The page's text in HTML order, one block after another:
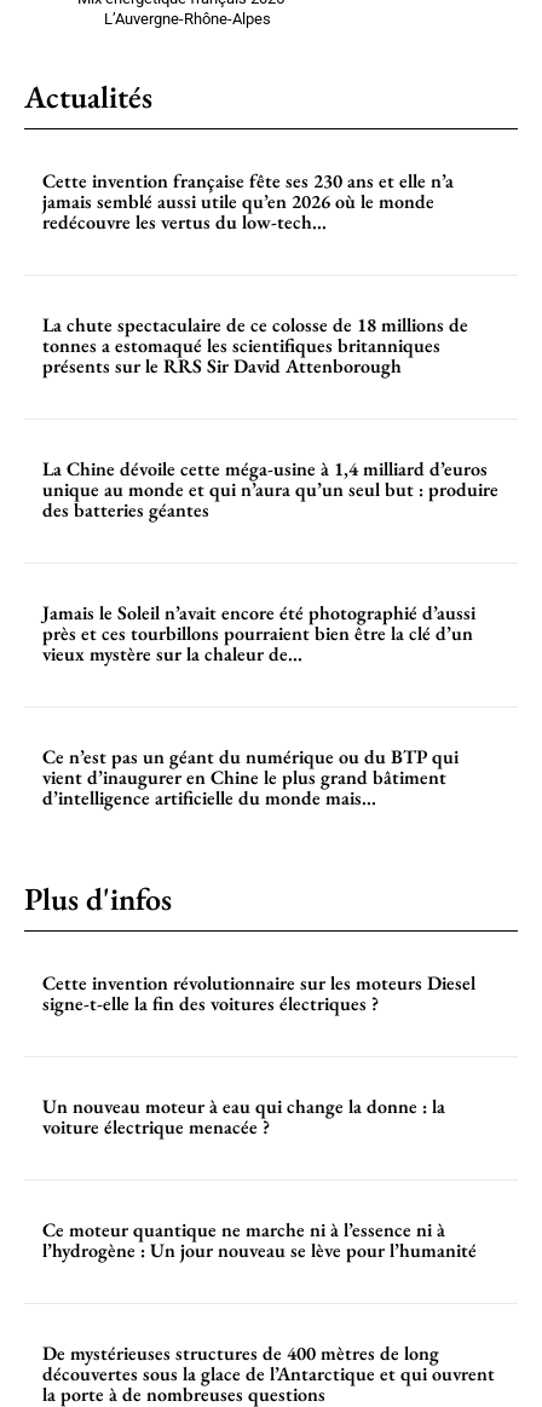
L’Auvergne-Rhône-Alpes
Actualités
Cette invention française fête ses 230 ans et elle n’a
jamais semblé aussi utile qu’en 2026 où le monde
redécouvre les vertus du low-tech...
La chute spectaculaire de ce colosse de 18 millions de
tonnes a estomaqué les scientifiques britanniques
présents sur le RRS Sir David Attenborough
La Chine dévoile cette méga-usine à 1,4 milliard d’euros
unique au monde et qui n’aura qu’un seul but : produire
des batteries géantes
Jamais le Soleil n’avait encore été photographié d’aussi
près et ces tourbillons pourraient bien être la clé d’un
vieux mystère sur la chaleur de...
Ce n’est pas un géant du numérique ou du BTP qui
vient d’inaugurer en Chine le plus grand bâtiment
d’intelligence artificielle du monde mais...
Plus d'infos
Cette invention révolutionnaire sur les moteurs Diesel
signe-t-elle la fin des voitures électriques ?
Un nouveau moteur à eau qui change la donne : la
voiture électrique menacée ?
Ce moteur quantique ne marche ni à l’essence ni à
l’hydrogène : Un jour nouveau se lève pour l’humanité
De mystérieuses structures de 400 mètres de long
découvertes sous la glace de l’Antarctique et qui ouvrent
la porte à de nombreuses questions